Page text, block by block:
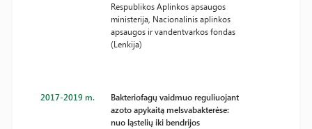
Respublikos Aplinkos apsaugos
ministerija, Nacionalinis aplinkos
apsaugos ir vandentvarkos fondas
(Lenkija)
2017-2019 m.
Bakteriofagų vaidmuo reguliuojant
azoto apykaitą melsvabakterėse:
nuo ląstelių iki bendrijos